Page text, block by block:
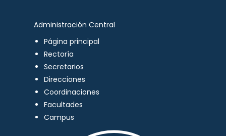
Administración Central
Página principal
Rectoría
Secretarios
Direcciones
Coordinaciones
Facultades
Campus